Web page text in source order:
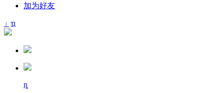
加为好友
۽ ҵ
ȵ